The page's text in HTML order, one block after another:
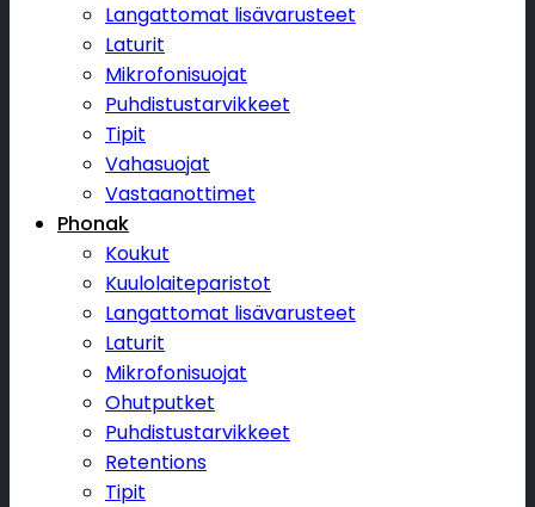
Langattomat lisävarusteet
Laturit
Mikrofonisuojat
Puhdistustarvikkeet
Tipit
Vahasuojat
Vastaanottimet
Phonak
Koukut
Kuulolaiteparistot
Langattomat lisävarusteet
Laturit
Mikrofonisuojat
Ohutputket
Puhdistustarvikkeet
Retentions
Tipit